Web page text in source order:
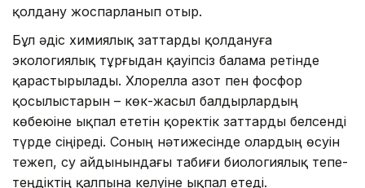
қолдану жоспарланып отыр.
Бұл әдіс химиялық заттарды қолдануға
экологиялық тұрғыдан қауіпсіз балама ретінде
қарастырылады. Хлорелла азот пен фосфор
қосылыстарын – көк-жасыл балдырлардың
көбеюіне ықпал ететін қоректік заттарды белсенді
түрде сіңіреді. Соның нәтижесінде олардың өсуін
тежеп, су айдынындағы табиғи биологиялық тепе-
теңдіктің қалпына келуіне ықпал етеді.